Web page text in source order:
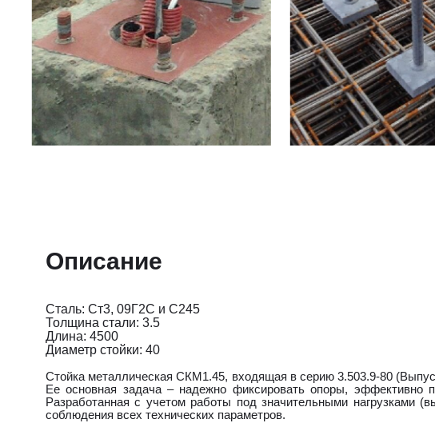
Описание
Сталь: Ст3, 09Г2С и С245
Толщина стали: 3.5
Длина: 4500
Диаметр стойки: 40
Стойка металлическая СКМ1.45, входящая в серию 3.503.9-80
Ее основная задача – надежно фиксировать опоры, эффективно
Разработанная с учетом работы под значительными нагрузками
соблюдения всех технических параметров.